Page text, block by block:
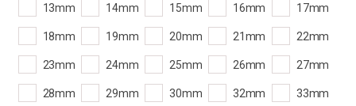
13mm 14mm 15mm 16mm 17mm
18mm 19mm 20mm 21mm 22mm
23mm 24mm 25mm 26mm 27mm
28mm 29mm 30mm 32mm 33mm